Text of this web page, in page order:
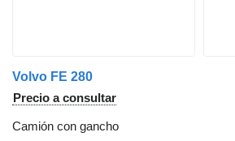
Volvo FE 280
Precio a consultar
Camión con gancho